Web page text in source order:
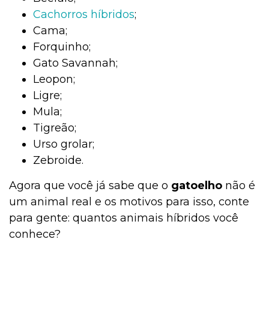
Cachorros híbridos;
Cama;
Forquinho;
Gato Savannah;
Leopon;
Ligre;
Mula;
Tigreão;
Urso grolar;
Zebroide.
Agora que você já sabe que o gatoelho não é
um animal real e os motivos para isso, conte
para gente: quantos animais híbridos você
conhece?